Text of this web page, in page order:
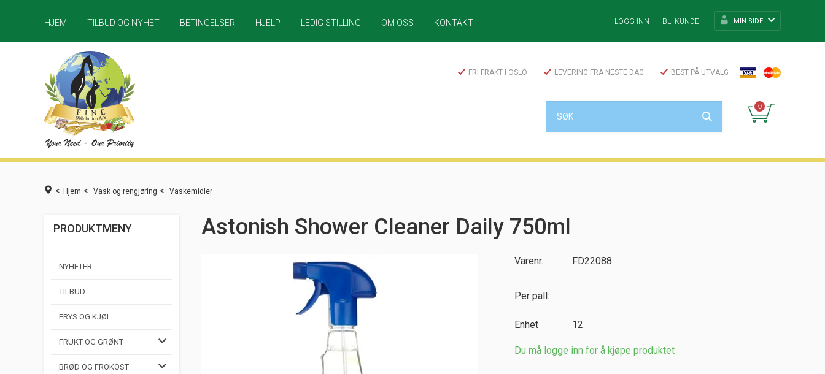
HJEM TILBUD OG NYHET BETINGELSER HJELP LEDIG STILLING OM OSS KONTAKT LOGG INN BLI KUNDE MIN SIDE
FRI FRAKT I OSLO LEVERING FRA NESTE DAG BEST PÅ UTVALG
0
< Hjem < Vask og rengjøring < Vaskemidler
PRODUKTMENY
NYHETER
TILBUD
FRYS OG KJØL
FRUKT OG GRØNT
BRØD OG FROKOST
Astonish Shower Cleaner Daily 750ml
Varenr. FD22088
Per pall:
Enhet 12
Du må logge inn for å kjøpe produktet